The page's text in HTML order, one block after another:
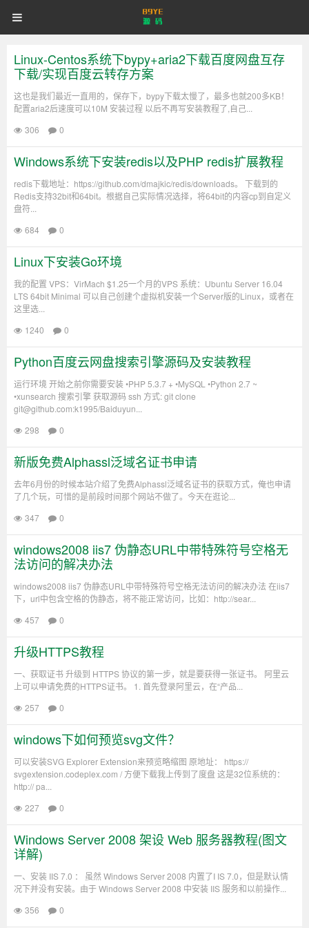
89YE
源
码
89YE 首页
商业源码 破解软件 视频教程 更多 登录
Linux-Centos系统下bypy+aria2下载百度网盘互存
下载/实现百度云转存方案
这也是我们最近一直用的，保存下，bypy下载太慢了，最多也就200多KB！
配置aria2后速度可以10M 安装过程 以后不再写安装教程了,自己...
306
0
Windows系统下安装redis以及PHP redis扩展教程
redis下载地址：https://github.com/dmajkic/redis/downloads。 下载到的
Redis支持32bit和64bit。根据自己实际情况选择，将64bit的内容cp到自定义
盘符...
684
0
Linux下安装Go环境
我的配置 VPS：VirMach $1.25一个月的VPS 系统：Ubuntu Server 16.04
LTS 64bit Minimal 可以自己创建个虚拟机安装一个Server版的Linux，或者在
这里选...
1240
0
Python百度云网盘搜索引擎源码及安装教程
运行环境 开始之前你需要安装 •PHP 5.3.7 + •MySQL •Python 2.7 ~
•xunsearch 搜索引擎 获取源码 ssh 方式: git clone
git@github.com:k1995/Baiduyun...
298
0
新版免费Alphassl泛域名证书申请
去年6月份的时候本站介绍了免费Alphassl泛域名证书的获取方式，俺也申请
了几个玩，可惜的是前段时间那个网站不做了。今天在逛论...
347
0
windows2008 iis7 伪静态URL中带特殊符号空格无
法访问的解决办法
windows2008 iis7 伪静态URL中带特殊符号空格无法访问的解决办法 在iis7
下，url中包含空格的伪静态，将不能正常访问，比如：http://sear...
457
0
升级HTTPS教程
一、获取证书 升级到 HTTPS 协议的第一步，就是要获得一张证书。 阿里云
上可以申请免费的HTTPS证书。 1. 首先登录阿里云，在“产品...
257
0
windows下如何预览svg文件？
可以安装SVG Explorer Extension来预览略缩图 原地址： https://
svgextension.codeplex.com / 方便下载我上传到了度盘 这是32位系统的：
http:// pa...
227
0
Windows Server 2008 架设 Web 服务器教程(图文
详解)
一、安装 IIS 7.0 ： 虽然 Windows Server 2008 内置了I IS 7.0，但是默认情
况下并没有安装。由于 Windows Server 2008 中安装 IIS 服务和以前操作...
356
0